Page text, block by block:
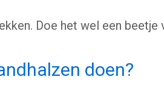
Doe het wel een
doen?